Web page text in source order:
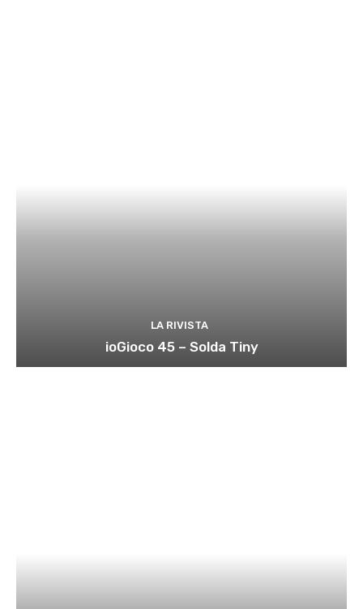
LA RIVISTA
ioGioco 45 – Solda Tiny